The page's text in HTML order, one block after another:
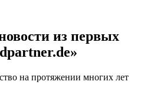
из первых
на протяжении многих лет